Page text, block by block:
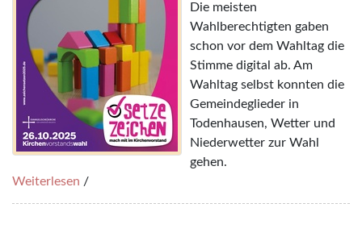
Die meisten
Wahlberechtigten gaben
schon vor dem Wahltag die
Stimme digital ab. Am
Wahltag selbst konnten die
Gemeindeglieder in
Todenhausen, Wetter und
Niederwetter zur Wahl
gehen.
Weiterlesen /